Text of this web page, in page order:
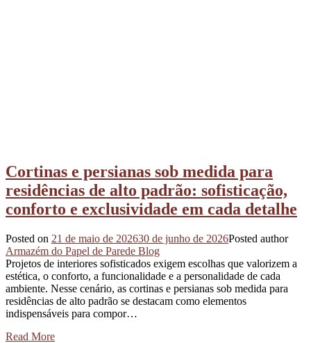
Cortinas e persianas sob medida para
residências de alto padrão: sofisticação,
conforto e exclusividade em cada detalhe
Posted on 21 de maio de 202630 de junho de 2026Posted author
Armazém do Papel de Parede Blog
Projetos de interiores sofisticados exigem escolhas que valorizem a
estética, o conforto, a funcionalidade e a personalidade de cada
ambiente. Nesse cenário, as cortinas e persianas sob medida para
residências de alto padrão se destacam como elementos
indispensáveis para compor…
Read More